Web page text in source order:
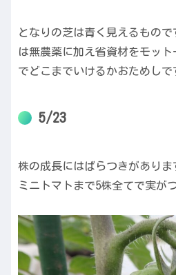
となりの芝は青く見えるもの
は無農薬に加え省資材をモッ
でどこまでいけるかおためしで
5/23
株の成長にはばらつきがあり
ミニトマトまで5株全てで実が